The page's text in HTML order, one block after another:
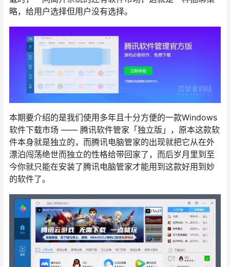
略，给用户选择但用户没有选择。
本期要介绍的是我们使用多年且十分方便的一款Windows
软件下载市场 —— 腾讯软件管家「独立版」，原本这款软
件本身就是独立的，而腾讯电脑管家的出现就把它从在外
漂泊闯荡绝世而独立的性格给带回家了，而后岁月里到至
今你就只能在安装了腾讯电脑管家才能用到这款好用到妙
的软件了。